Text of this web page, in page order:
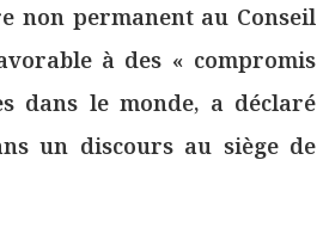
non permanent au Conseil
à des « compromis
dans le monde, a déclaré
un discours au siège de